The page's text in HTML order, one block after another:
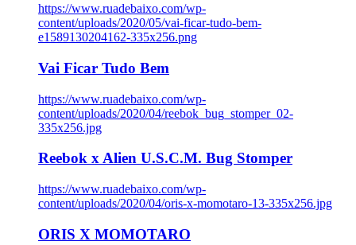
https://www.ruadebaixo.com/wp-
content/uploads/2020/05/vai-ficar-tudo-bem-
e1589130204162-335x256.png
Vai Ficar Tudo Bem
https://www.ruadebaixo.com/wp-
content/uploads/2020/04/reebok_bug_stomper_02-
335x256.jpg
Reebok x Alien U.S.C.M. Bug Stomper
https://www.ruadebaixo.com/wp-
content/uploads/2020/04/oris-x-momotaro-13-335x256.jpg
ORIS X MOMOTARO